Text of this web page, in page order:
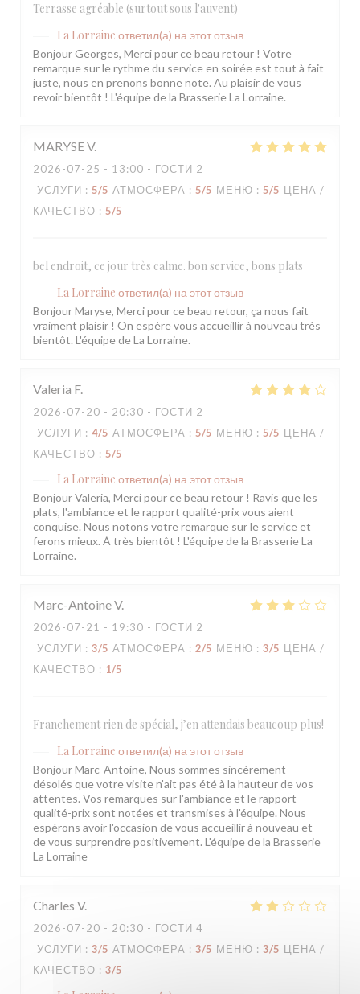
Terrasse agréable (surtout sous l'auvent)
La Lorraine ответил(а) на этот отзыв
Bonjour Georges, Merci pour ce beau retour ! Votre
remarque sur le rythme du service en soirée est tout à fait
juste, nous en prenons bonne note. Au plaisir de vous
revoir bientôt ! L'équipe de la Brasserie La Lorraine.
MARYSEV
2026-07-25 - 13:00 - ГОСТИ 2
УСЛУГИ : 5/5 АТМОСФЕРА : 5/5 МЕНЮ : 5/5 ЦЕНА /
КАЧЕСТВО : 5/5
bel endroit, ce jour très calme. bon service, bons plats
La Lorraine ответил(а) на этот отзыв
Bonjour Maryse, Merci pour ce beau retour, ça nous fait
vraiment plaisir ! On espère vous accueillir à nouveau très
bientôt. L'équipe de La Lorraine.
Valeria F
2026-07-20 - 20:30 - ГОСТИ 2
УСЛУГИ : 4/5 АТМОСФЕРА : 5/5 МЕНЮ : 5/5 ЦЕНА /
КАЧЕСТВО : 5/5
La Lorraine ответил(а) на этот отзыв
Bonjour Valeria, Merci pour ce beau retour ! Ravis que les
plats, l'ambiance et le rapport qualité-prix vous aient
conquise. Nous notons votre remarque sur le service et
ferons mieux. À très bientôt ! L'équipe de la Brasserie La
Lorraine.
Marc-AntoineV
2026-07-21 - 19:30 - ГОСТИ 2
УСЛУГИ : 3/5 АТМОСФЕРА : 2/5 МЕНЮ : 3/5 ЦЕНА /
КАЧЕСТВО : 1/5
Franchement rien de spécial, j’en attendais beaucoup plus!
La Lorraine ответил(а) на этот отзыв
Bonjour Marc-Antoine, Nous sommes sincèrement
désolés que votre visite n'ait pas été à la hauteur de vos
attentes. Vos remarques sur l'ambiance et le rapport
qualité-prix sont notées et transmises à l'équipe. Nous
espérons avoir l'occasion de vous accueillir à nouveau et
de vous surprendre positivement. L'équipe de la Brasserie
La Lorraine
Charles V
2026-07-20 - 20:30 - ГОСТИ 4
УСЛУГИ : 3/5 АТМОСФЕРА : 3/5 МЕНЮ : 3/5 ЦЕНА /
КАЧЕСТВО : 3/5